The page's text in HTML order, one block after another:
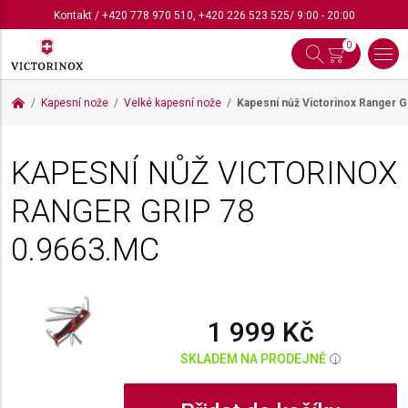
Kontakt/ +420 778 970 510, +420 226 523 525/ 9:00 - 20:00
0
Kapesní nože Velké kapesní nože Kapesní nůž Victorinox Ranger
KAPESNÍ NŮŽ VICTORINOX
RANGER GRIP 78
0.9663.MC
1 999 Kč
SKLADEM NA PRODEJNĚ i